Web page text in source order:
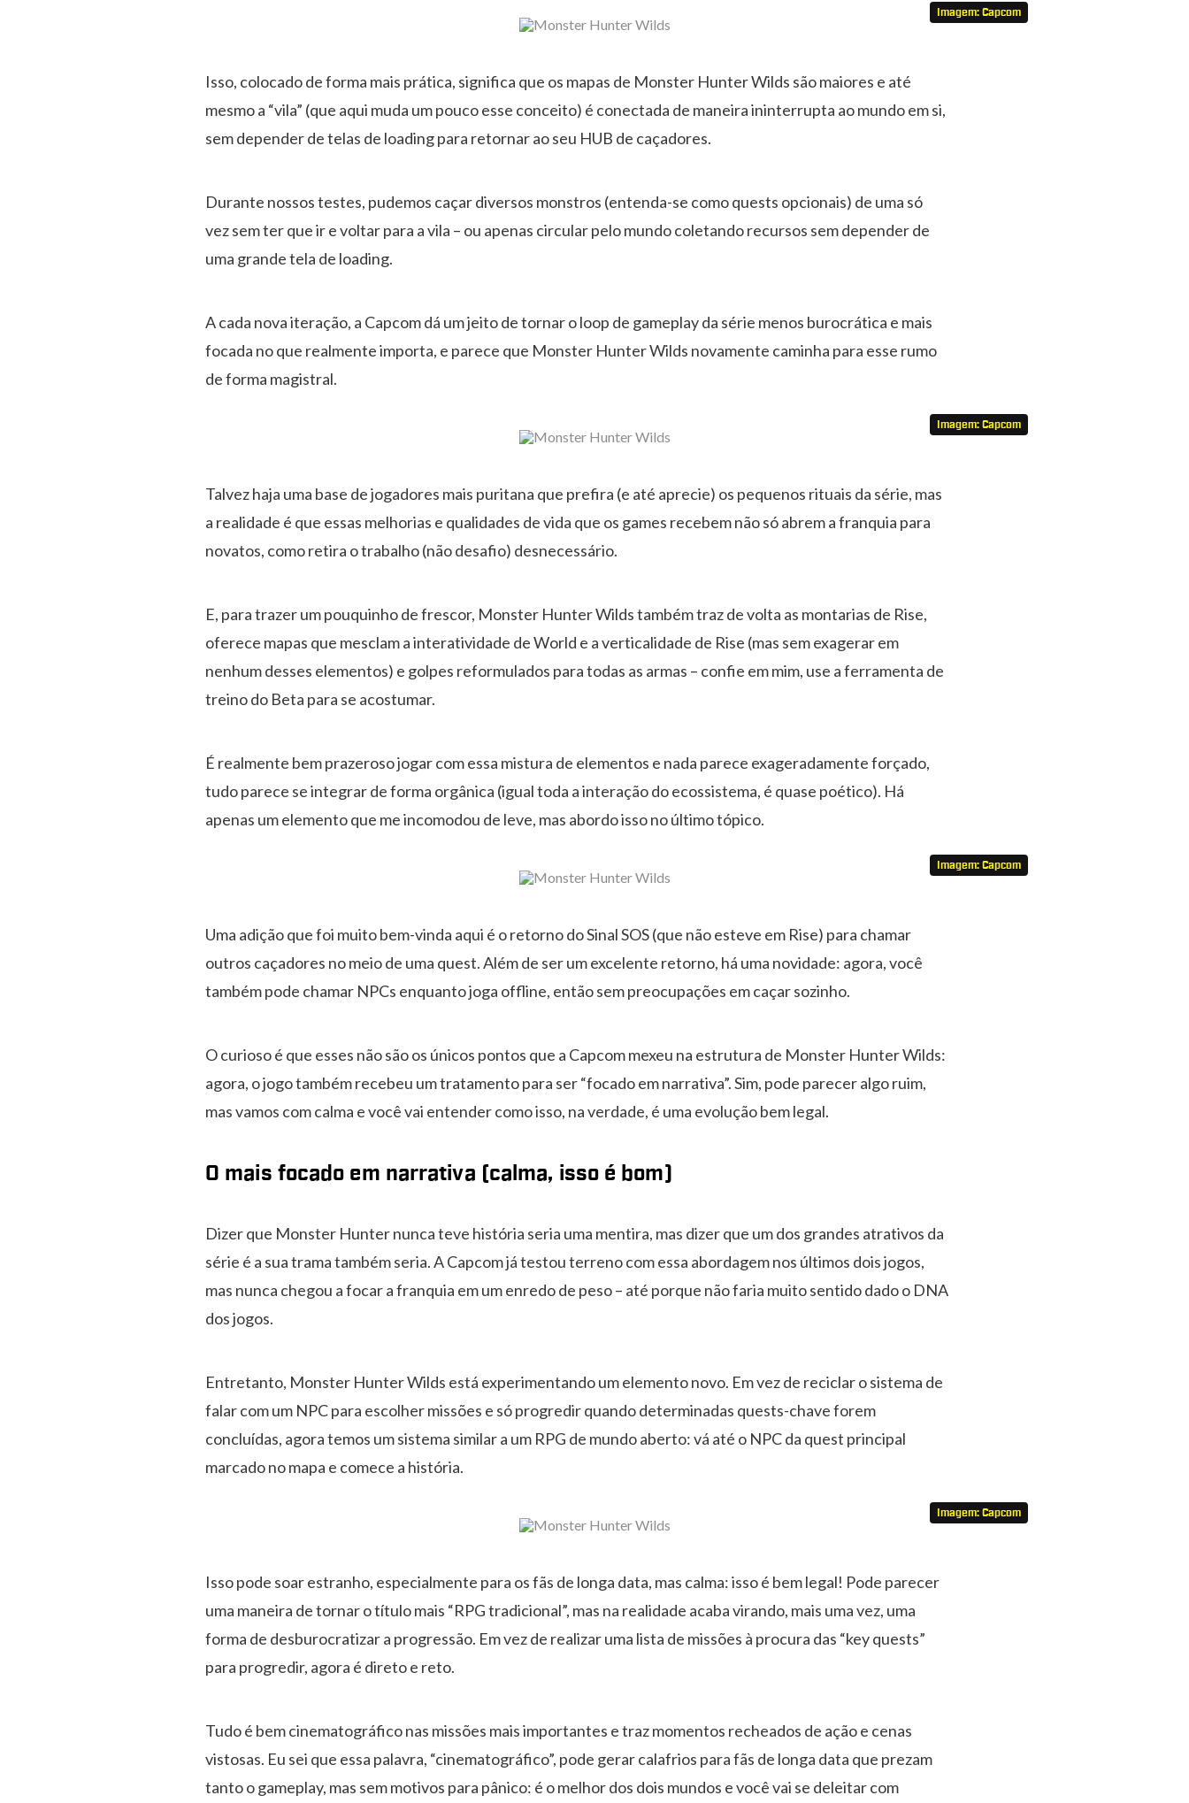
Imagem: Capcom
Isso, colocado de forma mais prática, significa que os mapas de Monster Hunter Wilds são maiores e até
mesmo a “vila” (que aqui muda um pouco esse conceito) é conectada de maneira ininterrupta ao mundo em si,
sem depender de telas de loading para retornar ao seu HUB de caçadores.
Durante nossos testes, pudemos caçar diversos monstros (entenda-se como quests opcionais) de uma só
vez sem ter que ir e voltar para a vila – ou apenas circular pelo mundo coletando recursos sem depender de
uma grande tela de loading.
A cada nova iteração, a Capcom dá um jeito de tornar o loop de gameplay da série menos burocrática e mais
focada no que realmente importa, e parece que Monster Hunter Wilds novamente caminha para esse rumo
de forma magistral.
Imagem: Capcom
Talvez haja uma base de jogadores mais puritana que prefira (e até aprecie) os pequenos rituais da série, mas
a realidade é que essas melhorias e qualidades de vida que os games recebem não só abrem a franquia para
novatos, como retira o trabalho (não desafio) desnecessário.
E, para trazer um pouquinho de frescor, Monster Hunter Wilds também traz de volta as montarias de Rise,
oferece mapas que mesclam a interatividade de World e a verticalidade de Rise (mas sem exagerar em
nenhum desses elementos) e golpes reformulados para todas as armas – confie em mim, use a ferramenta de
treino do Beta para se acostumar.
É realmente bem prazeroso jogar com essa mistura de elementos e nada parece exageradamente forçado,
tudo parece se integrar de forma orgânica (igual toda a interação do ecossistema, é quase poético). Há
apenas um elemento que me incomodou de leve, mas abordo isso no último tópico.
Imagem: Capcom
Uma adição que foi muito bem-vinda aqui é o retorno do Sinal SOS (que não esteve em Rise) para chamar
outros caçadores no meio de uma quest. Além de ser um excelente retorno, há uma novidade: agora, você
também pode chamar NPCs enquanto joga offline, então sem preocupações em caçar sozinho.
O curioso é que esses não são os únicos pontos que a Capcom mexeu na estrutura de Monster Hunter Wilds:
agora, o jogo também recebeu um tratamento para ser “focado em narrativa”. Sim, pode parecer algo ruim,
mas vamos com calma e você vai entender como isso, na verdade, é uma evolução bem legal.
O mais focado em narrativa (calma, isso é bom)
Dizer que Monster Hunter nunca teve história seria uma mentira, mas dizer que um dos grandes atrativos da
série é a sua trama também seria. A Capcom já testou terreno com essa abordagem nos últimos dois jogos,
mas nunca chegou a focar a franquia em um enredo de peso – até porque não faria muito sentido dado o DNA
dos jogos.
Entretanto, Monster Hunter Wilds está experimentando um elemento novo. Em vez de reciclar o sistema de
falar com um NPC para escolher missões e só progredir quando determinadas quests-chave forem
concluídas, agora temos um sistema similar a um RPG de mundo aberto: vá até o NPC da quest principal
marcado no mapa e comece a história.
Imagem: Capcom
Isso pode soar estranho, especialmente para os fãs de longa data, mas calma: isso é bem legal! Pode parecer
uma maneira de tornar o título mais “RPG tradicional”, mas na realidade acaba virando, mais uma vez, uma
forma de desburocratizar a progressão. Em vez de realizar uma lista de missões à procura das “key quests”
para progredir, agora é direto e reto.
Tudo é bem cinematográfico nas missões mais importantes e traz momentos recheados de ação e cenas
vistosas. Eu sei que essa palavra, “cinematográfico”, pode gerar calafrios para fãs de longa data que prezam
tanto o gameplay, mas sem motivos para pânico: é o melhor dos dois mundos e você vai se deleitar com